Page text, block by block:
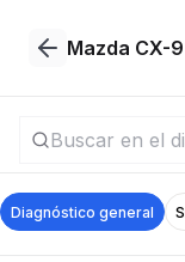
Mazda CX-
Diagnóstico general